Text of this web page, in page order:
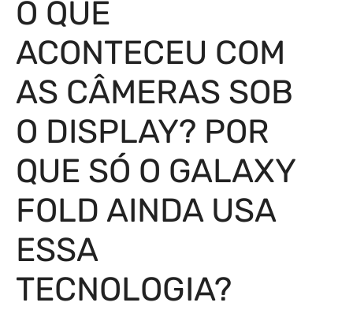
O QUE
ACONTECEU COM
AS CÂMERAS SOB
O DISPLAY? POR
QUE SÓ O GALAXY
FOLD AINDA USA
ESSA
TECNOLOGIA?